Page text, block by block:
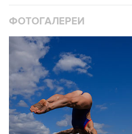
ФОТОГАЛЕРЕИ